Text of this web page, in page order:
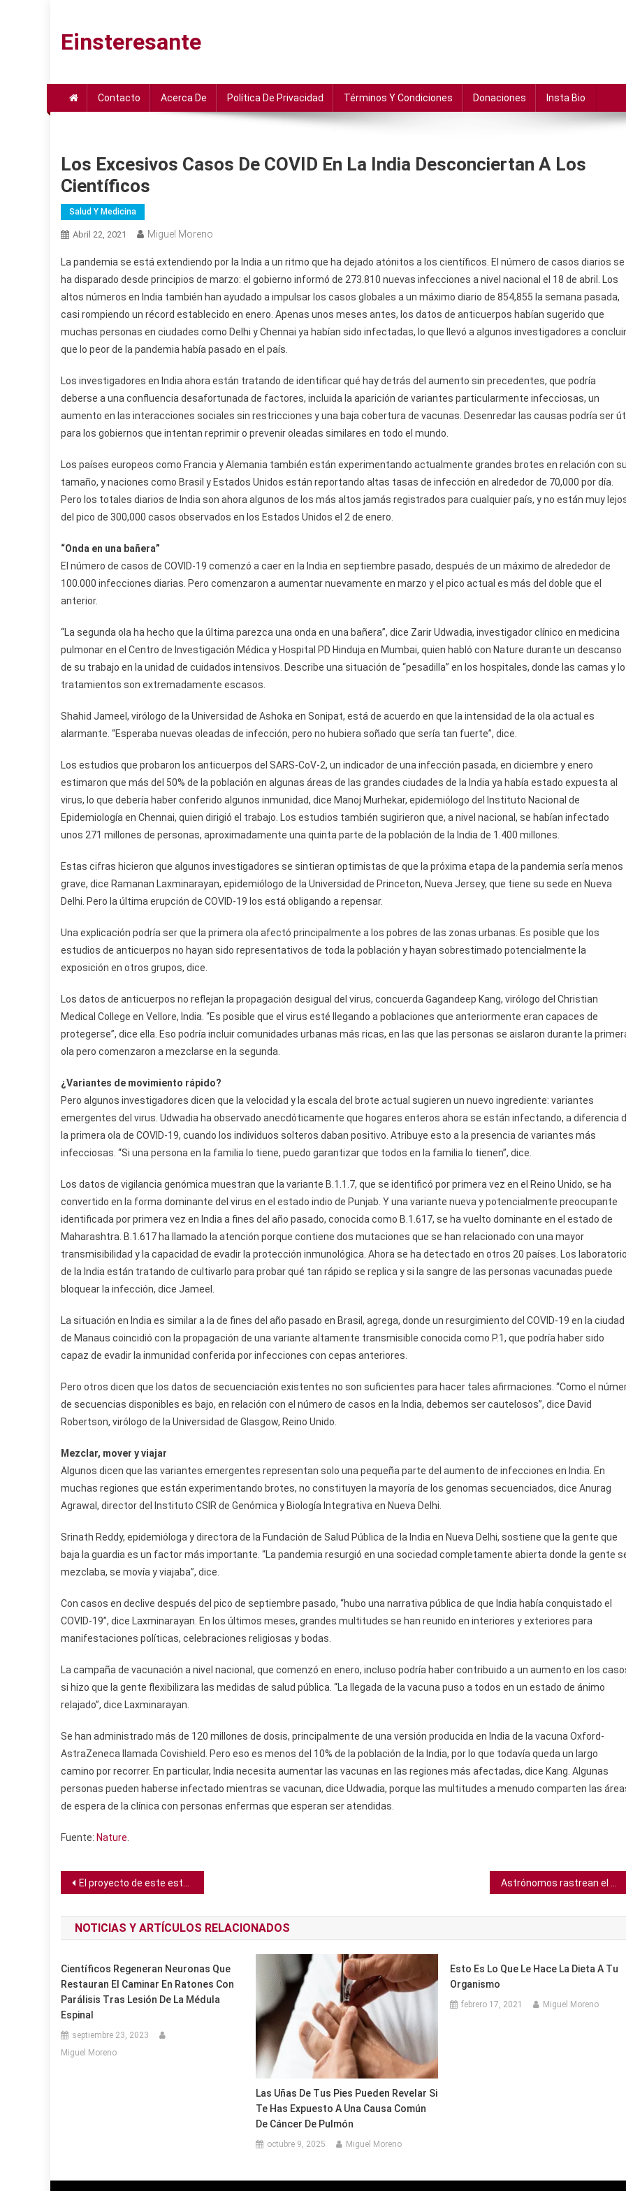
contenido
Einsteresante
Contacto Acerca De Política De Privacidad Términos Y Condiciones Donaciones Insta Bio
Los Excesivos Casos De COVID En La India Desconciertan A Los
Científicos
Salud Y Medicina
Abril 22, 2021 Miguel Moreno
La pandemia se está extendiendo por la India a un ritmo que ha dejado atónitos a los científicos. El número de casos diarios se
ha disparado desde principios de marzo: el gobierno informó de 273.810 nuevas infecciones a nivel nacional el 18 de abril. Los
altos números en India también han ayudado a impulsar los casos globales a un máximo diario de 854,855 la semana pasada,
casi rompiendo un récord establecido en enero. Apenas unos meses antes, los datos de anticuerpos habían sugerido que
muchas personas en ciudades como Delhi y Chennai ya habían sido infectadas, lo que llevó a algunos investigadores a concluir
que lo peor de la pandemia había pasado en el país.
Los investigadores en India ahora están tratando de identificar qué hay detrás del aumento sin precedentes, que podría
deberse a una confluencia desafortunada de factores, incluida la aparición de variantes particularmente infecciosas, un
aumento en las interacciones sociales sin restricciones y una baja cobertura de vacunas. Desenredar las causas podría ser
para los gobiernos que intentan reprimir o prevenir oleadas similares en todo el mundo.
Los países europeos como Francia y Alemania también están experimentando actualmente grandes brotes en relación con
tamaño, y naciones como Brasil y Estados Unidos están reportando altas tasas de infección en alrededor de 70,000 por día.
Pero los totales diarios de India son ahora algunos de los más altos jamás registrados para cualquier país, y no están muy
del pico de 300,000 casos observados en los Estados Unidos el 2 de enero.
“Onda en una bañera”
El número de casos de COVID-19 comenzó a caer en la India en septiembre pasado, después de un máximo de alrededor de
100.000 infecciones diarias. Pero comenzaron a aumentar nuevamente en marzo y el pico actual es más del doble que el
anterior.
“La segunda ola ha hecho que la última parezca una onda en una bañera”, dice Zarir Udwadia, investigador clínico en medicina
pulmonar en el Centro de Investigación Médica y Hospital PD Hinduja en Mumbai, quien habló con Nature durante un descanso
de su trabajo en la unidad de cuidados intensivos. Describe una situación de “pesadilla” en los hospitales, donde las camas y
tratamientos son extremadamente escasos.
Shahid Jameel, virólogo de la Universidad de Ashoka en Sonipat, está de acuerdo en que la intensidad de la ola actual es
alarmante. “Esperaba nuevas oleadas de infección, pero no hubiera soñado que sería tan fuerte”, dice.
Los estudios que probaron los anticuerpos del SARS-CoV-2, un indicador de una infección pasada, en diciembre y enero
estimaron que más del 50% de la población en algunas áreas de las grandes ciudades de la India ya había estado expuesta al
virus, lo que debería haber conferido algunos inmunidad, dice Manoj Murhekar, epidemiólogo del Instituto Nacional de
Epidemiología en Chennai, quien dirigió el trabajo. Los estudios también sugirieron que, a nivel nacional, se habían infectado
unos 271 millones de personas, aproximadamente una quinta parte de la población de la India de 1.400 millones.
Estas cifras hicieron que algunos investigadores se sintieran optimistas de que la próxima etapa de la pandemia sería menos
grave, dice Ramanan Laxminarayan, epidemiólogo de la Universidad de Princeton, Nueva Jersey, que tiene su sede en Nueva
Delhi. Pero la última erupción de COVID-19 los está obligando a repensar.
Una explicación podría ser que la primera ola afectó principalmente a los pobres de las zonas urbanas. Es posible que los
estudios de anticuerpos no hayan sido representativos de toda la población y hayan sobrestimado potencialmente la
exposición en otros grupos, dice.
Los datos de anticuerpos no reflejan la propagación desigual del virus, concuerda Gagandeep Kang, virólogo del Christian
Medical College en Vellore, India. “Es posible que el virus esté llegando a poblaciones que anteriormente eran capaces de
protegerse”, dice ella. Eso podría incluir comunidades urbanas más ricas, en las que las personas se aislaron durante la
ola pero comenzaron a mezclarse en la segunda.
¿Variantes de movimiento rápido?
Pero algunos investigadores dicen que la velocidad y la escala del brote actual sugieren un nuevo ingrediente: variantes
emergentes del virus. Udwadia ha observado anecdóticamente que hogares enteros ahora se están infectando, a diferencia
la primera ola de COVID-19, cuando los individuos solteros daban positivo. Atribuye esto a la presencia de variantes más
infecciosas. “Si una persona en la familia lo tiene, puedo garantizar que todos en la familia lo tienen”, dice.
Los datos de vigilancia genómica muestran que la variante B.1.1.7, que se identificó por primera vez en el Reino Unido, se ha
convertido en la forma dominante del virus en el estado indio de Punjab. Y una variante nueva y potencialmente preocupante
identificada por primera vez en India a fines del año pasado, conocida como B.1.617, se ha vuelto dominante en el estado de
Maharashtra. B.1.617 ha llamado la atención porque contiene dos mutaciones que se han relacionado con una mayor
transmisibilidad y la capacidad de evadir la protección inmunológica. Ahora se ha detectado en otros 20 países. Los
de la India están tratando de cultivarlo para probar qué tan rápido se replica y si la sangre de las personas vacunadas puede
bloquear la infección, dice Jameel.
La situación en India es similar a la de fines del año pasado en Brasil, agrega, donde un resurgimiento del COVID-19 en la ciudad
de Manaus coincidió con la propagación de una variante altamente transmisible conocida como P.1, que podría haber sido
capaz de evadir la inmunidad conferida por infecciones con cepas anteriores.
Pero otros dicen que los datos de secuenciación existentes no son suficientes para hacer tales afirmaciones. “Como el
de secuencias disponibles es bajo, en relación con el número de casos en la India, debemos ser cautelosos”, dice David
Robertson, virólogo de la Universidad de Glasgow, Reino Unido.
Mezclar, mover y viajar
Algunos dicen que las variantes emergentes representan solo una pequeña parte del aumento de infecciones en India. En
muchas regiones que están experimentando brotes, no constituyen la mayoría de los genomas secuenciados, dice Anurag
Agrawal, director del Instituto CSIR de Genómica y Biología Integrativa en Nueva Delhi.
Srinath Reddy, epidemióloga y directora de la Fundación de Salud Pública de la India en Nueva Delhi, sostiene que la gente que
baja la guardia es un factor más importante. “La pandemia resurgió en una sociedad completamente abierta donde la gente
mezclaba, se movía y viajaba”, dice.
Con casos en declive después del pico de septiembre pasado, “hubo una narrativa pública de que India había conquistado el
COVID-19”, dice Laxminarayan. En los últimos meses, grandes multitudes se han reunido en interiores y exteriores para
manifestaciones políticas, celebraciones religiosas y bodas.
La campaña de vacunación a nivel nacional, que comenzó en enero, incluso podría haber contribuido a un aumento en los
si hizo que la gente flexibilizara las medidas de salud pública. “La llegada de la vacuna puso a todos en un estado de ánimo
relajado”, dice Laxminarayan.
Se han administrado más de 120 millones de dosis, principalmente de una versión producida en India de la vacuna Oxford-
AstraZeneca llamada Covishield. Pero eso es menos del 10% de la población de la India, por lo que todavía queda un largo
camino por recorrer. En particular, India necesita aumentar las vacunas en las regiones más afectadas, dice Kang. Algunas
personas pueden haberse infectado mientras se vacunan, dice Udwadia, porque las multitudes a menudo comparten las
de espera de la clínica con personas enfermas que esperan ser atendidas.
Fuente: Nature
Navegación
de
entradas
El proyecto de este estudiante de física puede hacer la computación cuántica más confiable
NOTICIAS Y ARTÍCULOS RELACIONADOS
Científicos Regeneran Neuronas Que
Restauran El Caminar En Ratones Con
Parálisis Tras Lesión De La Médula
Espinal
septiembre 23, 2023
Miguel Moreno
Las Uñas De Tus Pies Pueden Revelar Si
Te Has Expuesto A Una Causa Común
De Cáncer De Pulmón
octubre 9, 2025 Miguel Moreno
Esto Es Lo Que Le Hace La Dieta A Tu
Organismo
febrero 17, 2021 Miguel Moreno